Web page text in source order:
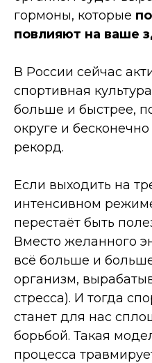
гормоны, которые
повлияют на ваше
В России сейчас
спортивная
больше и быстрее,
округе и
рекорд.
Если выходить на
интенсивном
перестаёт быть
Вместо желанного
всё больше и
организм,
стресса). И тогда
станет для нас
борьбой. Такая
процесса